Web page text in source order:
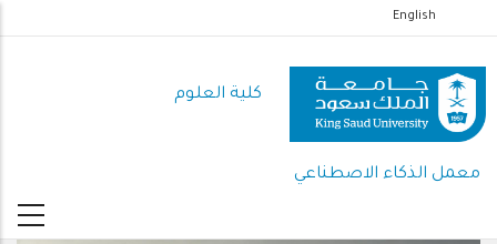
إلى
المحتوى
الرئيسي
English
كلية العلوم
معمل الذكاء الاصطناعي